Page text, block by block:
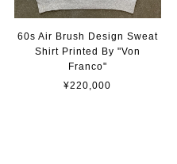
60s Air Brush Design Sweat
Shirt Printed By "Von
Franco"
¥220,000